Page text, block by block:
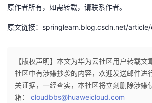
原作者所有，如需转载，请联系作者。
原文链接：springlearn.blog.csdn.net/
【版权声明】本文为华为云社区用户转载文
社区中有涉嫌抄袭的内容，欢迎发送邮件进
关证据，一经查实，本社区将立刻删除涉嫌
箱： cloudbbs@huaweicloud.com